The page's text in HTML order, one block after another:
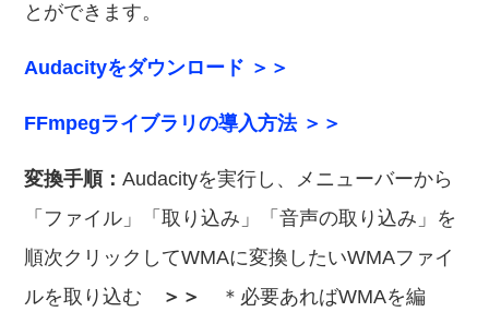
とができます。
Audacityをダウンロード ＞＞
FFmpegライブラリの導入方法 ＞＞
変換手順：Audacityを実行し、メニューバーから
「ファイル」「取り込み」「音声の取り込み」を
順次クリックしてWMAに変換したいWMAファイ
ルを取り込む
＞＞
＊必要あればWMAを編